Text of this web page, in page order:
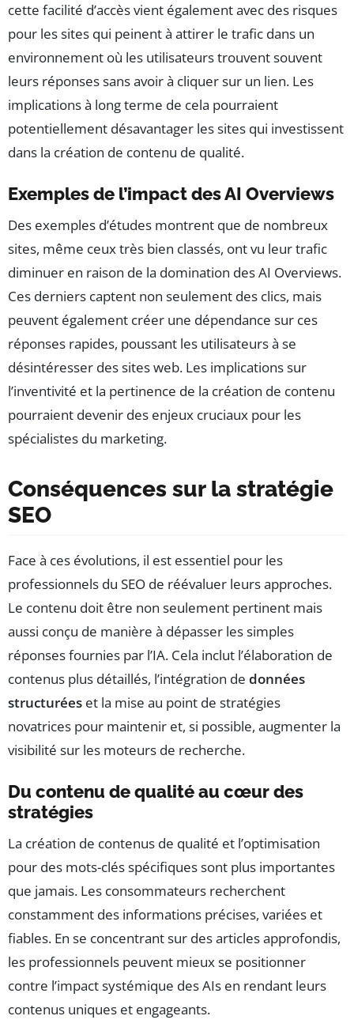
cette facilité d’accès vient également avec des risques
pour les sites qui peinent à attirer le trafic dans un
environnement où les utilisateurs trouvent souvent
leurs réponses sans avoir à cliquer sur un lien. Les
implications à long terme de cela pourraient
potentiellement désavantager les sites qui investissent
dans la création de contenu de qualité.
Exemples de l’impact des AI Overviews
Des exemples d’études montrent que de nombreux
sites, même ceux très bien classés, ont vu leur trafic
diminuer en raison de la domination des AI Overviews.
Ces derniers captent non seulement des clics, mais
peuvent également créer une dépendance sur ces
réponses rapides, poussant les utilisateurs à se
désintéresser des sites web. Les implications sur
l’inventivité et la pertinence de la création de contenu
pourraient devenir des enjeux cruciaux pour les
spécialistes du marketing.
Conséquences sur la stratégie
SEO
Face à ces évolutions, il est essentiel pour les
professionnels du SEO de réévaluer leurs approches.
Le contenu doit être non seulement pertinent mais
aussi conçu de manière à dépasser les simples
réponses fournies par l’IA. Cela inclut l’élaboration de
contenus plus détaillés, l’intégration de données
structurées et la mise au point de stratégies
novatrices pour maintenir et, si possible, augmenter la
visibilité sur les moteurs de recherche.
Du contenu de qualité au cœur des
stratégies
La création de contenus de qualité et l’optimisation
pour des mots-clés spécifiques sont plus importantes
que jamais. Les consommateurs recherchent
constamment des informations précises, variées et
fiables. En se concentrant sur des articles approfondis,
les professionnels peuvent mieux se positionner
contre l’impact systémique des AIs en rendant leurs
contenus uniques et engageants.